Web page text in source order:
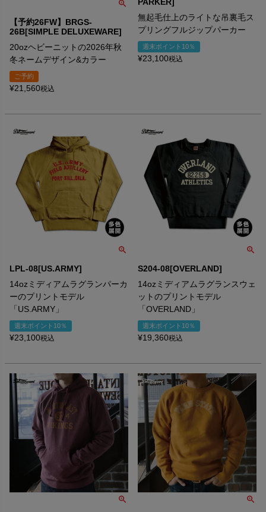
【予約26FW】BRGS-
26B[SIMPLE DELUXEWARE]
20ozヘビーニットの2026年秋
冬ネームデザイン&カラー
ご予約
¥21,560税込
無起毛仕上のライトな吊裏毛ス
プリングフルジップパーカー
週末ポイント10％
¥23,100税込
LPL-08[US.ARMY]
14ozミディアムラグランパーカ
ーのプリントモデル
「US.ARMY」
週末ポイント10％
¥23,100税込
S204-08[OVERLAND]
14ozミディアムラグランスウェ
ットのプリントモデル
「OVERLAND」
週末ポイント10％
¥19,360税込